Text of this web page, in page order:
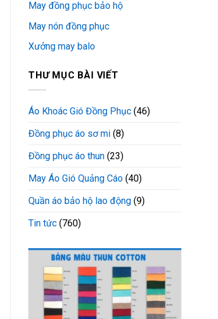
May đồng phục bảo hộ
May nón đồng phục
Xưởng may balo
THƯ MỤC BÀI VIẾT
Áo Khoác Gió Đồng Phục (46)
Đồng phục áo sơ mi (8)
Đồng phục áo thun (23)
May Áo Gió Quảng Cáo (40)
Quần áo bảo hộ lao động (9)
Tin tức (760)